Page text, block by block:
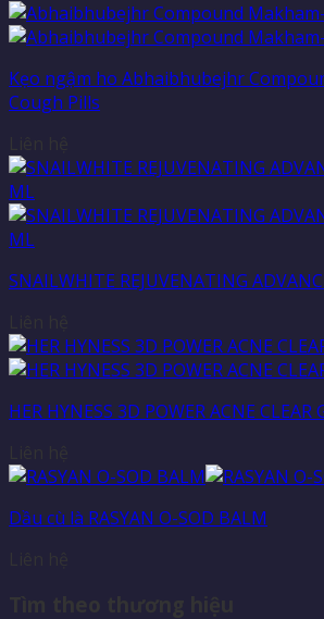
Kẹo ngậm ho Abhaibhubejhr
Cough Pills
SNAILWHITE REJUVENATING
HER HYNESS 3D POWER ACNE CLEAR
Dầu cù là RASYAN O-SOD BALM